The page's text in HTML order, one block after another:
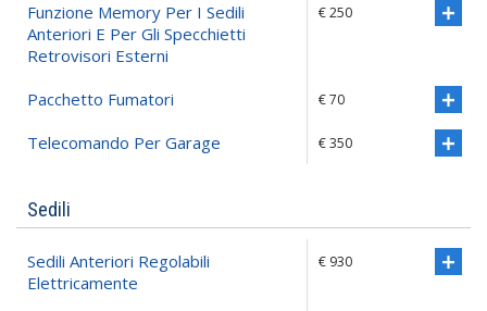
Funzione Memory Per I Sedili
Anteriori E Per Gli Specchietti
Retrovisori Esterni
€ 250
Pacchetto Fumatori € 70
Telecomando Per Garage € 350
Sedili
Sedili Anteriori Regolabili
Elettricamente
€ 930